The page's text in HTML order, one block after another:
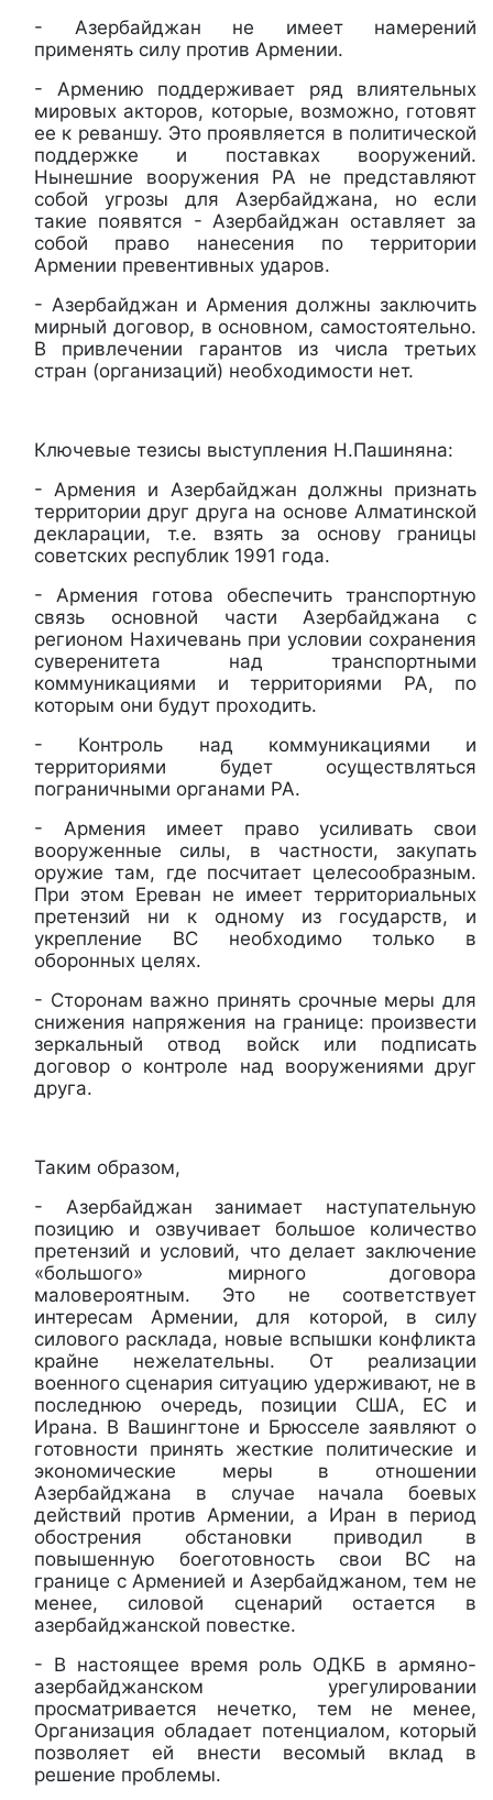
- Азербайджан не имеет намерений
применять силу против Армении.
- Армению поддерживает ряд влиятельных
мировых акторов, которые, возможно, готовят
ее к реваншу. Это проявляется в политической
поддержке и поставках вооружений.
Нынешние вооружения РА не представляют
собой угрозы для Азербайджана, но если
такие появятся - Азербайджан оставляет за
собой право нанесения по территории
Армении превентивных ударов.
- Азербайджан и Армения должны заключить
мирный договор, в основном, самостоятельно.
В привлечении гарантов из числа третьих
стран (организаций) необходимости нет.
Ключевые тезисы выступления Н.Пашиняна:
- Армения и Азербайджан должны признать
территории друг друга на основе Алматинской
декларации, т.е. взять за основу границы
советских республик 1991 года.
- Армения готова обеспечить транспортную
связь основной части Азербайджана с
регионом Нахичевань при условии сохранения
суверенитета над транспортными
коммуникациями и территориями РА, по
которым они будут проходить.
- Контроль над коммуникациями и
территориями будет осуществляться
пограничными органами РА.
- Армения имеет право усиливать свои
вооруженные силы, в частности, закупать
оружие там, где посчитает целесообразным.
При этом Ереван не имеет территориальных
претензий ни к одному из государств, и
укрепление ВС необходимо только в
оборонных целях.
- Сторонам важно принять срочные меры для
снижения напряжения на границе: произвести
зеркальный отвод войск или подписать
договор о контроле над вооружениями друг
друга.
Таким образом,
- Азербайджан занимает наступательную
позицию и озвучивает большое количество
претензий и условий, что делает заключение
«большого» мирного договора
маловероятным. Это не соответствует
интересам Армении, для которой, в силу
силового расклада, новые вспышки конфликта
крайне нежелательны. От реализации
военного сценария ситуацию удерживают, не в
последнюю очередь, позиции США, ЕС и
Ирана. В Вашингтоне и Брюсселе заявляют о
готовности принять жесткие политические и
экономические меры в отношении
Азербайджана в случае начала боевых
действий против Армении, а Иран в период
обострения обстановки приводил в
повышенную боеготовность свои ВС на
границе с Арменией и Азербайджаном, тем не
менее, силовой сценарий остается в
азербайджанской повестке.
- В настоящее время роль ОДКБ в армяно-
азербайджанском урегулировании
просматривается нечетко, тем не менее,
Организация обладает потенциалом, который
позволяет ей внести весомый вклад в
решение проблемы.